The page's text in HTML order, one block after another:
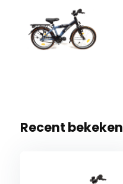
Recent bekeken